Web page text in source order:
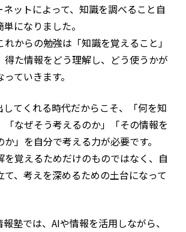
ットによって、知識を調べること自
になりました。
れからの勉強は「知識を覚えること」
得た情報をどう理解し、どう使うかが
ていきます。
してくれる時代だからこそ、「何を知
「なぜそう考えるのか」「その情報を
か」を自分で考える力が必要です。
を覚えるためだけのものではなく、自
て、考えを深めるための土台になって
塾では、AIや情報を活用しながら、